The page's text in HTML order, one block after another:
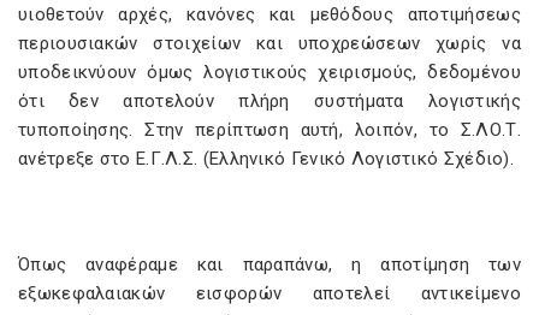
υιοθετούν αρχές, κανόνες και μεθόδους αποτιμήσεως
περιουσιακών στοιχείων και υποχρεώσεων χωρίς να
υποδεικνύουν όμως λογιστικούς χειρισμούς, δεδομένου
ότι δεν αποτελούν πλήρη συστήματα λογιστικής
τυποποίησης. Στην περίπτωση αυτή, λοιπόν, το Σ.ΛΟ.Τ.
ανέτρεξε στο Ε.Γ.Λ.Σ. (Ελληνικό Γενικό Λογιστικό Σχέδιο).
Όπως αναφέραμε και παραπάνω, η αποτίμηση των
εξωκεφαλαιακών εισφορών αποτελεί αντικείμενο